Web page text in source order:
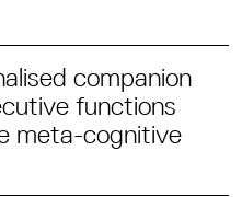
companion
functions
meta-cognitive